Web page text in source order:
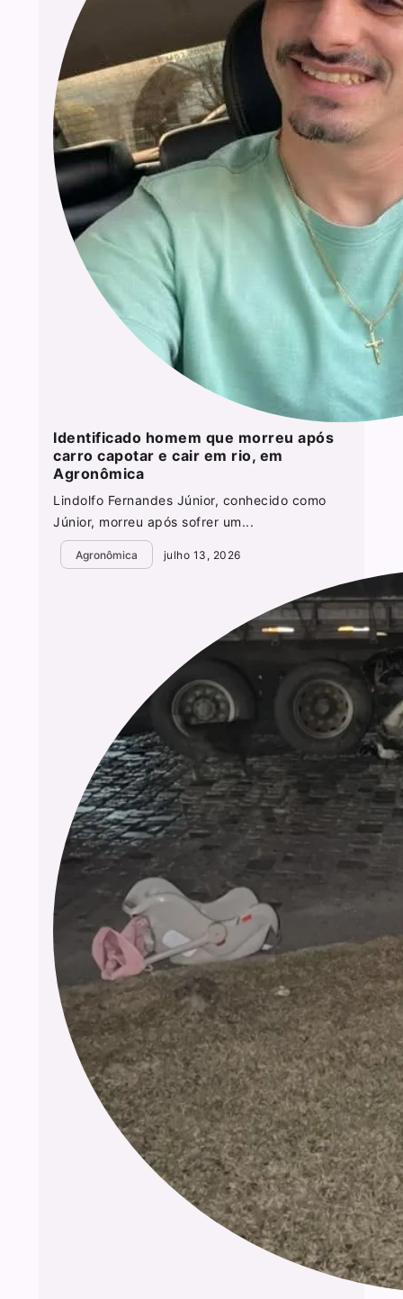
Identificado homem que morreu após
carro capotar e cair em rio, em
Agronômica
Lindolfo Fernandes Júnior, conhecido como
Júnior, morreu após sofrer um...
Agronômica julho 13, 2026